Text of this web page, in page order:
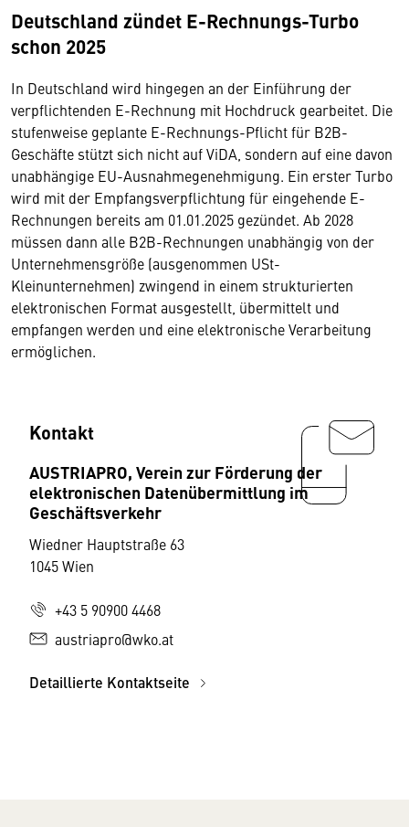
Deutschland zündet E-Rechnungs-Turbo
schon 2025
In Deutschland wird hingegen an der Einführung der
verpflichtenden E-Rechnung mit Hochdruck gearbeitet. Die
stufenweise geplante E-Rechnungs-Pflicht für B2B-
Geschäfte stützt sich nicht auf ViDA, sondern auf eine davon
unabhängige EU-Ausnahmegenehmigung. Ein erster Turbo
wird mit der Empfangsverpflichtung für eingehende E-
Rechnungen bereits am 01.01.2025 gezündet. Ab 2028
müssen dann alle B2B-Rechnungen unabhängig von der
Unternehmensgröße (ausgenommen USt-
Kleinunternehmen) zwingend in einem strukturierten
elektronischen Format ausgestellt, übermittelt und
empfangen werden und eine elektronische Verarbeitung
ermöglichen.
Kontakt
AUSTRIAPRO, Verein zur Förderung der
elektronischen Datenübermittlung im
Geschäftsverkehr
Wiedner Hauptstraße 63
1045 Wien
+43 5 90900 4468
austriapro@wko.at
Detaillierte Kontaktseite